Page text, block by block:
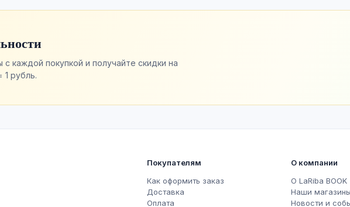
каждой покупкой и получайте скидки на
1 рубль.
Покупателям
Как оформить заказ
Доставка
Оплата
О компании
О LaRiba BOOK
Наши магазины
Новости и